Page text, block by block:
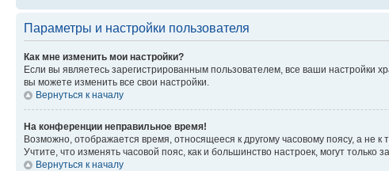
Параметры и настройки пользователя
Как мне изменить мои настройки?
Если вы являетесь зарегистрированным пользователем, все ваши настройки
вы можете изменить все свои настройки.
Вернуться к началу
На конференции неправильное время!
Возможно, отображается время, относящееся к другому часовому поясу, а не к
Учтите, что изменять часовой пояс, как и большинство настроек, могут
Вернуться к началу